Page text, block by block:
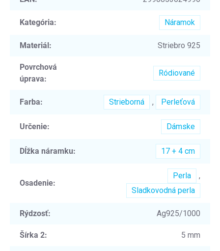
Kategória: Náramok
Materiál: Striebro 925
Povrchová
úprava:
Ródiované
Farba: Strieborná , Perleťová
Určenie: Dámske
Dĺžka náramku: 17 + 4 cm
Osadenie:
Perla
,
Sladkovodná perla
Rýdzosť: Ag925/1000
Šírka 2: 5 mm